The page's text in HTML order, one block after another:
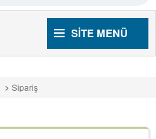
SITE MENÜ
Sipariş